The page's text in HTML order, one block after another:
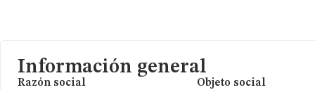
Información general
Razón social Objeto social